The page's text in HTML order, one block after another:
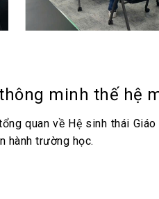
minh thế hệ
quan về Hệ sinh thái
hành trường học.